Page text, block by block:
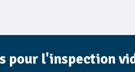
pour l'inspection